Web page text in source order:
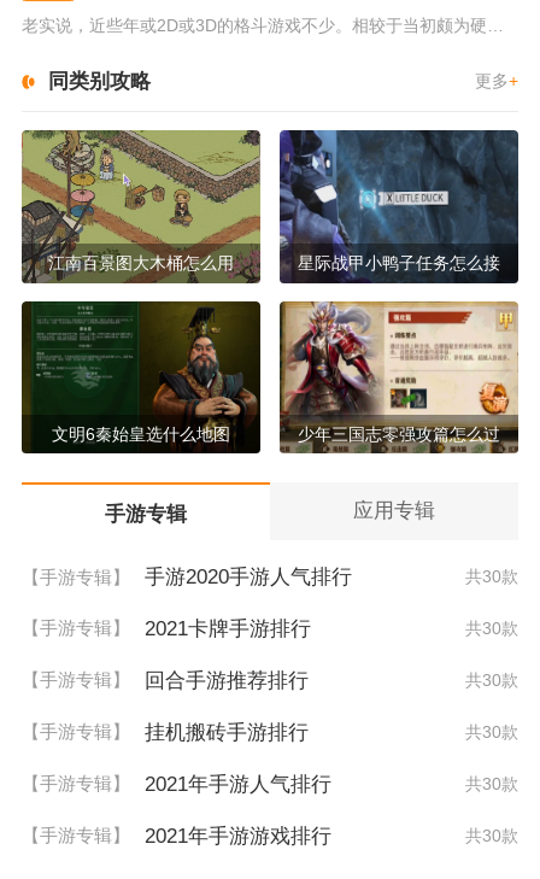
同类别攻略 更多+
江南百景图大木桶怎么用 星际战甲小鸭子任务怎么接
文明6秦始皇选什么地图 少年三国志零强攻篇怎么过
手游专辑 应用专辑
【手游专辑】 手游2020手游人气排行 共30款
【手游专辑】 2021卡牌手游排行 共30款
【手游专辑】 回合手游推荐排行 共30款
【手游专辑】 挂机搬砖手游排行 共30款
【手游专辑】 2021年手游人气排行 共30款
【手游专辑】 2021年手游游戏排行 共30款